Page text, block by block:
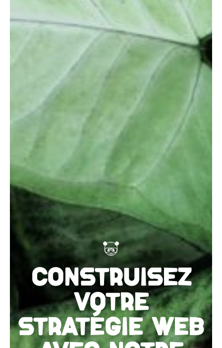
CONSTRUISEZ
VOTRE
STRATÉGIE WEB